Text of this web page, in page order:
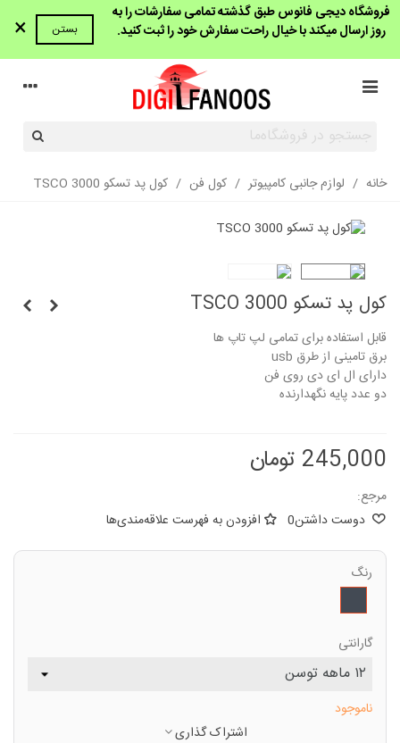
فروشگاه دیجی فانوس طبق گذشته تمامی سفارشات را به
روز ارسال میکند با خیال راحت سفارش خود را ثبت کنید.
بستن ×
خانه / لوازم جانبی کامپیوتر / کول فن / کول پد تسکو TSCO 3000
کول پد تسکو TSCO 3000
قابل استفاده برای تمامی لپ تاپ ها
برق تامینی از طرق usb
دارای ال ای دی روی فن
دو عدد پایه نگهدارنده
245,000 تومان
مرجع:
دوست داشتن0 افزودن به فهرست علاقه‌مندی‌ها
رنگ
گارانتی
ناموجود
اشتراک گذاری